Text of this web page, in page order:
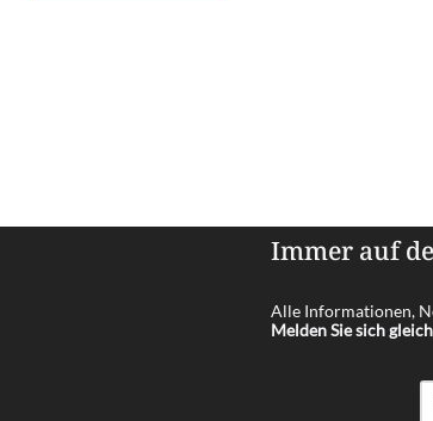
Immer auf
Alle Informationen,
Melden Sie sich